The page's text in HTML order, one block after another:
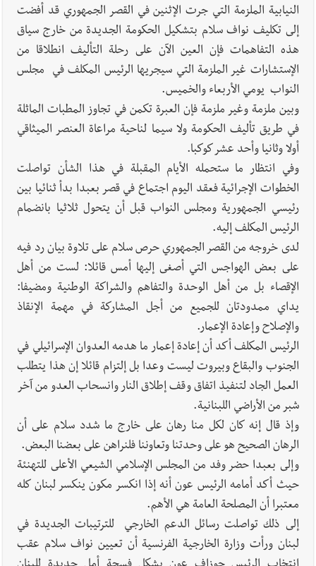
أخبار لبنان
أسرار الصحف المحلية الصادرة في لبنان ليوم السبت 8-
8-2026
أخبار لبنان مقدمات نشرات الأخبار المسائية في لبنان ليوم الجمعة
7-8-2026
أخبار صيدا
بلدية صيدا : حجز مركبتي توكتوك وتغريم صاحبهما
بسبب الإزعاج الصوتي
النيابية الملزمة التي جرت الإثنين في القصر الجمهوري قد أفضت
إلى تكليف نواف سلام بتشكيل الحكومة الجديدة من خارج سياق
هذه التفاهمات فإن العين الآن على رحلة التأليف انطلاقا من
الإستشارات غير الملزمة التي سيجريها الرئيس المكلف في مجلس
النواب يومي الأربعاء والخميس.
وبين ملزمة وغير ملزمة فإن العبرة تكمن في تجاوز المطبات الماثلة
في طريق تأليف الحكومة ولا سيما لناحية مراعاة العنصر الميثاقي
أولا وثانيا وأحد عشر كوكبا.
وفي انتظار ما ستحمله الأيام المقبلة في هذا الشأن تواصلت
الخطوات الإجرائية فعقد اليوم اجتماع في قصر بعبدا بدأ ثنائيا بين
رئيسي الجمهورية ومجلس النواب قبل أن يتحول ثلاثيا بانضمام
الرئيس المكلف إليه.
لدى خروجه من القصر الجمهوري حرص سلام على تلاوة بيان رد فيه
على بعض الهواجس التي أصغى إليها أمس قائلا: لست من أهل
الإقصاء بل من أهل الوحدة والتفاهم والشراكة الوطنية ومضيفا:
يداي ممدودتان للجميع من أجل المشاركة في مهمة الإنقاذ
والإصلاح وإعادة الإعمار.
الرئيس المكلف أكد أن إعادة إعمار ما هدمه العدوان الإسرائيلي في
الجنوب والبقاع وبيروت ليست وعدا بل إلتزام قائلا إن هذا يتطلب
العمل الجاد لتنفيذ اتفاق وقف إطلاق النار وانسحاب العدو من آخر
شبر من الأراضي اللبنانية.
وإذ قال إنه كان لكل منا رهان على خارج ما شدد سلام على أن
الرهان الصحيح هو على وحدتنا وتعاوننا فلنراهن على بعضنا البعض.
وإلى بعبدا حضر وفد من المجلس الإسلامي الشيعي الأعلى للتهنئة
حيث أكد أمامه الرئيس عون أنه إذا انكسر مكون ينكسر لبنان كله
معتبرا أن المصلحة العامة هي الأهم.
إلى ذلك تواصلت رسائل الدعم الخارجي للترتيبات الجديدة في
لبنان ورأت وزارة الخارجية الفرنسية أن تعيين نواف سلام عقب